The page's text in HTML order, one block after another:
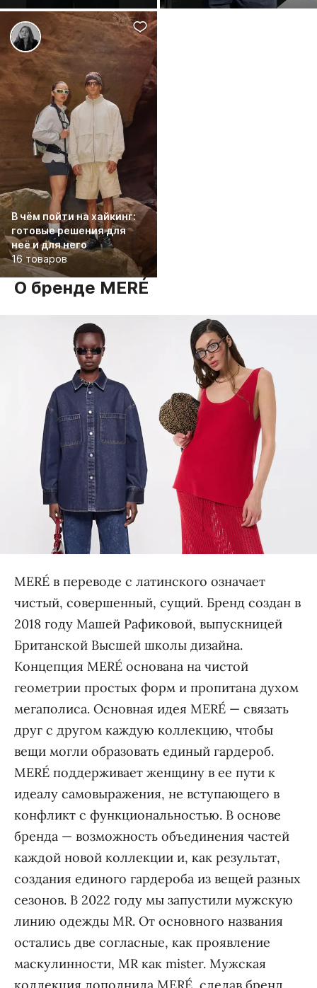
В чём пойти на хайкинг:
готовые решения для
неё и для него
16 товаров
О бренде MERÉ
MERÉ в переводе с латинского означает
чистый, совершенный, сущий. Бренд создан в
2018 году Машей Рафиковой, выпускницей
Британской Высшей школы дизайна.
Концепция MERÉ основана на чистой
геометрии простых форм и пропитана духом
мегаполиса. Основная идея MERÉ — связать
друг с другом каждую коллекцию, чтобы
вещи могли образовать единый гардероб.
MERÉ поддерживает женщину в ее пути к
идеалу самовыражения, не вступающего в
конфликт с функциональностью. В основе
бренда — возможность объединения частей
каждой новой коллекции и, как результат,
создания единого гардероба из вещей разных
сезонов. В 2022 году мы запустили мужскую
линию одежды MR. От основного названия
остались две согласные, как проявление
маскулинности, MR как mister. Мужская